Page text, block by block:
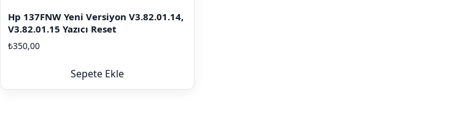
Hp 137FNW Yeni Versiyon V3.82.01.14,
V3.82.01.15 Yazıcı Reset
₺350,00
Sepete Ekle